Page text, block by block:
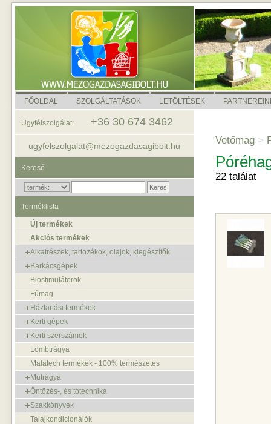
FŐOLDAL SZOLGÁLTATÁSOK LETÖLTÉSEK
Vetőmag >
22 találat
Ügyfélszolgálat: +36 30 674 3462
ugyfelszolgalat@mezogazdasagibolt.hu
Kereső
Terméklista
Új termékek
Akciós termékek
Alkatrészek, tartozékok, olajok, kiegészítők
Barkácsgépek
Biostimulátorok
Fűmag
Háztartási termékek
Kerti gépek
Kerti szerszámok
Lombtrágya
Malatech termékek - 100% természetes
Műtrágya
Öntözés-, és tótechnika
Szakkönyvek
Talajkondicionálók